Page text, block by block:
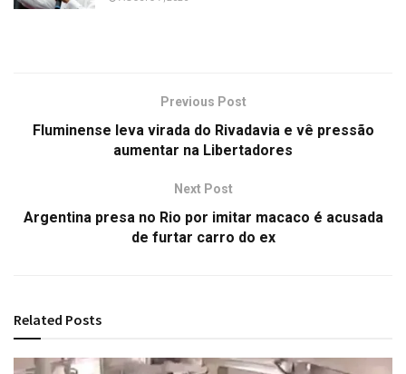
Previous Post
Fluminense leva virada do Rivadavia e vê pressão
aumentar na Libertadores
Next Post
Argentina presa no Rio por imitar macaco é acusada
de furtar carro do ex
Related Posts